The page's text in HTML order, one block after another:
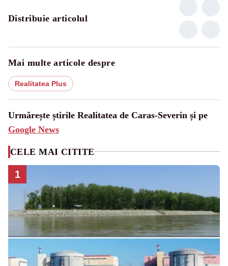
Distribuie articolul
Mai multe articole despre
Realitatea Plus
Urmărește știrile Realitatea de Caras-Severin și pe
Google News
CELE MAI CITITE
1